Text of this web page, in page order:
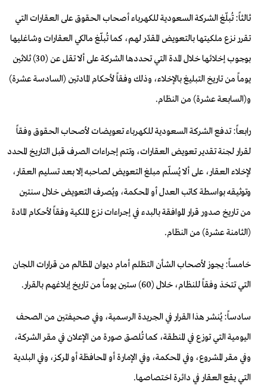
ثالثاً:تُبلّغ الشركة السعودية للكهرباء أصحاب الحقوق على العقارات التي
تقرر نزع ملكيتها بالتعويض المقدّر لهم، كما تُبلّغ مالكي العقارات وشاغليها
بوجوب إخلائها خلال المدة التي
تحددها الشركة على ألا تقل عن (30) ثلاثين
يوماً منتاريخ التبليغ بالإخلاء، وذلك وفقاً لأحكام المادتين (السادسة عشرة)
و(السابعة عشرة) من النظام.
رابعاً: تدفع الشركة السعودية للكهرباء تعويضاتلأصحاب الحقوق وفقاً
لقرار لجنة تقدير تعويض العقارات، وتتم إجراءات الصرف قبل التاريخ المحدد
لإخلاء العقار، على ألا يُسلّم مبلغ التعويض لصاحبه إلا بعد تسليم العقار،
وتوثيقه بواسطة كاتب العدل أو المحكمة، ويُصرف التعويض خلال سنتين
منتاريخ صدور قرار الموافقة بالبدء في إجراءات نزع الملكية وفقاً لأحكام المادة
(الثامنة عشرة) من النظام.
خامساً: يجوز لأصحاب الشأن التظلم أمام ديوان المظالم من قرارات اللجان
التي تتخذ وفقاً للنظام، خلال (60) ستين يوماً من تاريخ إبلاغهم بالقرار.
سادساً: يُنشر هذا القرار في الجريدة الرسمية، وفي صحيفتين من الصحف
اليومية التي توزع في المنطقة، كما تُلصق صورة من الإعلان في مقر الشركة،
وفي مقر المشروع، وفي المحكمة، وفي الإمارة أو المحافظة أو المركز، وفي البلدية
التي يقع العقار في دائرة اختصاصها.